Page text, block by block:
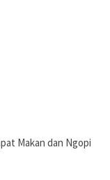
Makan dan Ngopi